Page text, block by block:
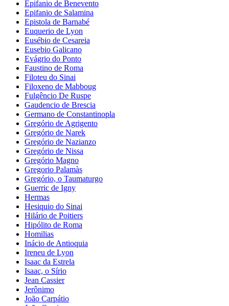
Epifanio de Benevento
Epifanio de Salamina
Epistola de Barnabé
Euquerio de Lyon
Eusébio de Cesareia
Eusebio Galicano
Evágrio do Ponto
Faustino de Roma
Filoteu do Sinai
Filoxeno de Mabboug
Fulgêncio De Ruspe
Gaudencio de Brescia
Germano de Constantinopla
Gregório de Agrigento
Gregório de Narek
Gregório de Nazianzo
Gregório de Nissa
Gregório Magno
Gregorio Palamàs
Gregório, o Taumaturgo
Guerric de Igny
Hermas
Hesiquio do Sinai
Hilário de Poitiers
Hipólito de Roma
Homilias
Inácio de Antioquia
Ireneu de Lyon
Isaac da Estrela
Isaac, o Sírio
Jean Cassier
Jerônimo
João Carpátio